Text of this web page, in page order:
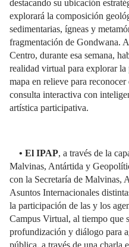
destacando su ubicación
explorará la composición
sedimentarias, ígneas y
fragmentación de Gondwana.
Centro, durante esa semana,
realidad virtual para explorar
mapa en relieve para
consulta interactiva con
artística participativa.
• El IPAP, a través de la
Malvinas, Antártida y
con la Secretaría de Malvinas,
Asuntos Internacionales
la participación de las y los
Campus Virtual, al tiempo que
profundización y diálogo para
pública, a través de una charla